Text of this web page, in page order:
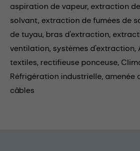
aspiration de vapeur, extraction
solvant, extraction de fumées de
de tuyau, bras d'extraction,
ventilation, systèmes d'extraction,
textiles, rectifieuse ponceuse,
Réfrigération industrielle, amenée
câbles